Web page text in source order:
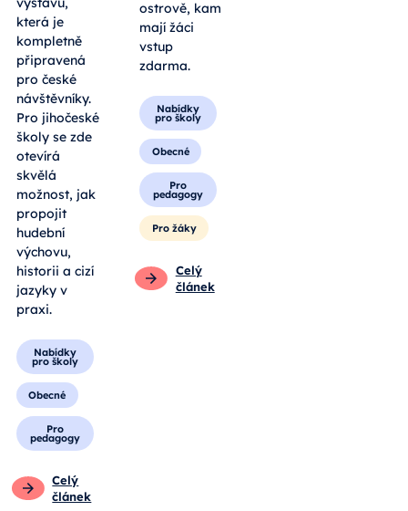
která je
kompletně
připravená
pro české
návštěvníky.
Pro jihočeské
školy se zde
otevírá
skvělá
možnost, jak
propojit
hudební
výchovu,
historii a cizí
jazyky v
praxi.
Nabídky
pro školy
Obecné
Pro
pedagogy
Celý
článek
ostrově, kam
mají žáci
vstup
zdarma.
Nabídky
pro školy
Obecné
Pro
pedagogy
Pro žáky
Celý
článek